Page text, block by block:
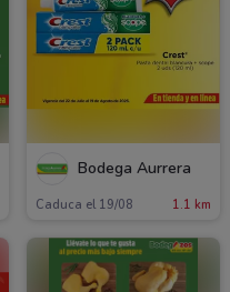
Bodega Aurrera
Caduca el 19/08 1.1 km